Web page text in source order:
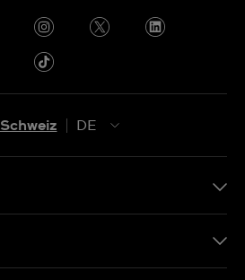
Schweiz
DE
IT